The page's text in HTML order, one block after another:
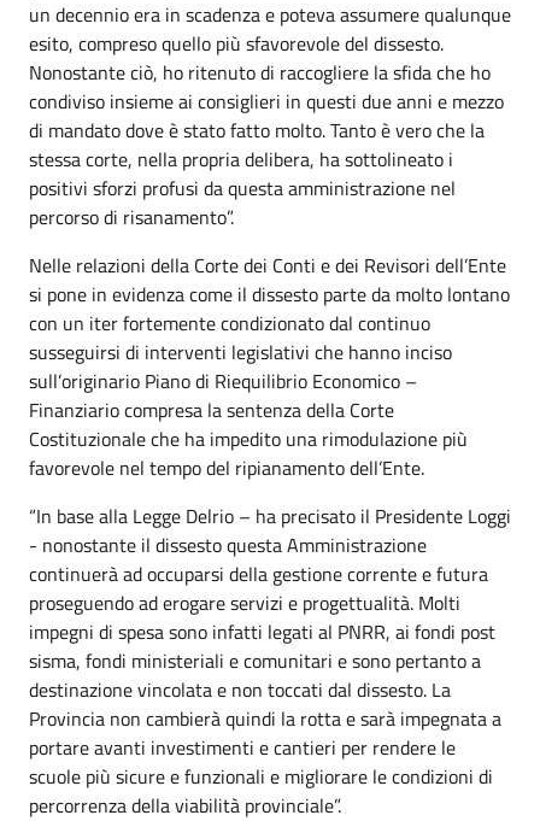
un decennio era in scadenza e poteva assumere qualunque
esito, compreso quello più sfavorevole del dissesto.
Nonostante ciò, ho ritenuto di raccogliere la sfida che ho
condiviso insieme ai consiglieri in questi due anni e mezzo
di mandato dove è stato fatto molto. Tanto è vero che la
stessa corte, nella propria delibera, ha sottolineato i
positivi sforzi profusi da questa amministrazione nel
percorso di risanamento”.
Nelle relazioni della Corte dei Conti e dei Revisori dell’Ente
si pone in evidenza come il dissesto parte da molto lontano
con un iter fortemente condizionato dal continuo
susseguirsi di interventi legislativi che hanno inciso
sull’originario Piano di Riequilibrio Economico –
Finanziario compresa la sentenza della Corte
Costituzionale che ha impedito una rimodulazione più
favorevole nel tempo del ripianamento dell’Ente.
“In base alla Legge Delrio – ha precisato il Presidente Loggi
- nonostante il dissesto questa Amministrazione
continuerà ad occuparsi della gestione corrente e futura
proseguendo ad erogare servizi e progettualità. Molti
impegni di spesa sono infatti legati al PNRR, ai fondi post
sisma, fondi ministeriali e comunitari e sono pertanto a
destinazione vincolata e non toccati dal dissesto. La
Provincia non cambierà quindi la rotta e sarà impegnata a
portare avanti investimenti e cantieri per rendere le
scuole più sicure e funzionali e migliorare le condizioni di
percorrenza della viabilità provinciale”.